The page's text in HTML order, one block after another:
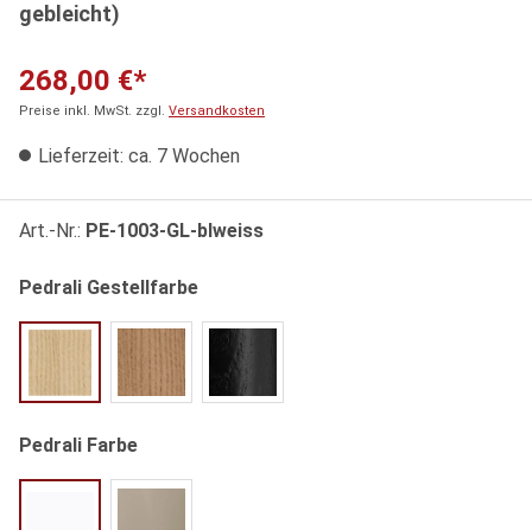
gebleicht)
268,00 €*
Preise inkl. MwSt. zzgl. Versandkosten
Lieferzeit: ca. 7 Wochen
Art.-Nr.: PE-1003-GL-blweiss
Pedrali Gestellfarbeauswählen
FR Esche gebleichtN1 Esche Walnuss gebeizt
Pedrali Farbeauswählen